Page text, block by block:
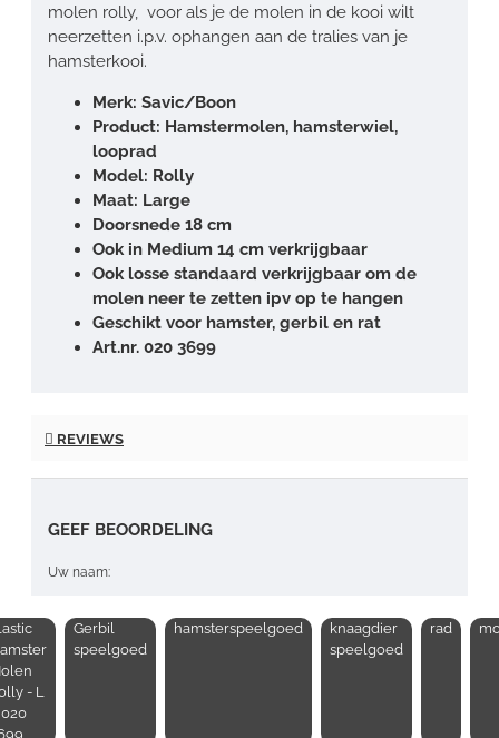
molen rolly, voor als je de molen in de kooi wilt
neerzetten i.p.v. ophangen aan de tralies van je
hamsterkooi.
Merk: Savic/Boon
Product: Hamstermolen, hamsterwiel,
looprad
Model: Rolly
Maat: Large
Doorsnede 18 cm
Ook in Medium 14 cm verkrijgbaar
Ook losse standaard verkrijgbaar om de
molen neer te zetten ipv op te hangen
Geschikt voor hamster, gerbil en rat
Art.nr. 020 3699
REVIEWS
GEEF BEOORDELING
Uw naam:
- L
Gerbil
speelgoed
hamsterspeelgoed
knaagdier
speelgoed
rad